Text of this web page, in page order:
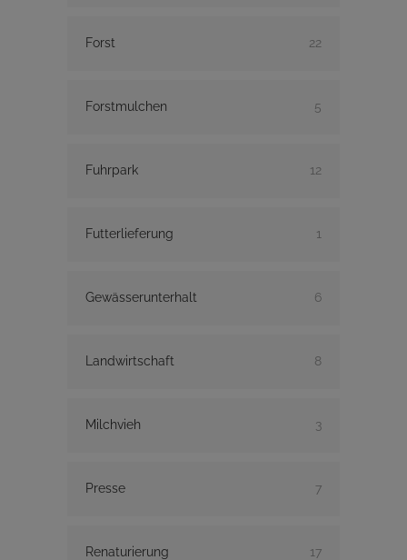
Forst 22
Forstmulchen 5
Fuhrpark 12
Futterlieferung 1
Gewässerunterhalt 6
Landwirtschaft 8
Milchvieh 3
Presse 7
Renaturierung 17